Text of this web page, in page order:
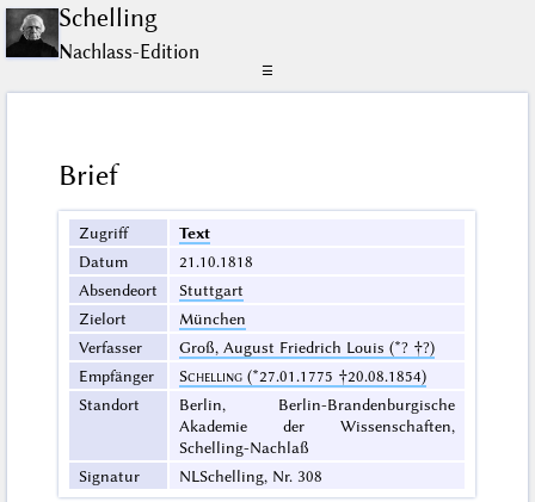
Schelling
Nachlass-Edition
☰
Brief
Zugriff
Text
Datum
21.10.1818
Absendeort
Stuttgart
Zielort
München
Verfasser
Groß, August Friedrich Louis (*? †?)
Empfänger
Schelling (*27.01.1775 †20.08.1854)
Standort
Berlin, Berlin-Brandenburgische
Akademie der Wissenschaften,
Schelling-Nachlaß
Signatur
NLSchelling, Nr. 308